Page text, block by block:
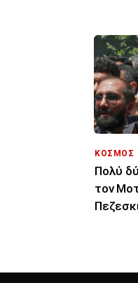
ΚΟΣΜΟΣ
Πολύ
τον